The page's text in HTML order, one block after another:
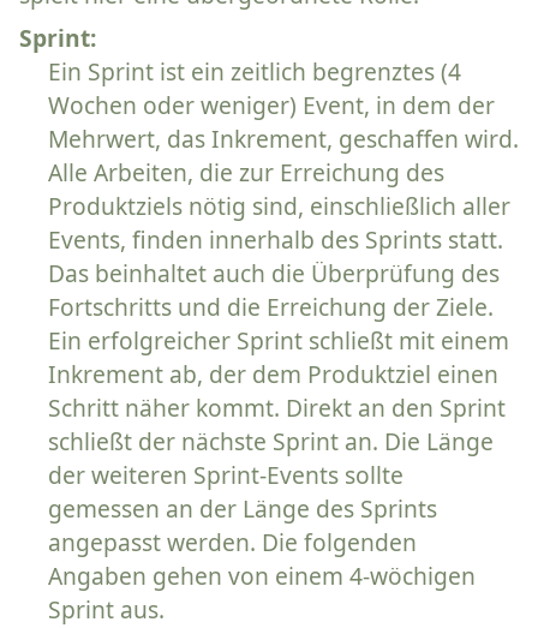
Sprint:
Ein Sprint ist ein zeitlich begrenztes (4
Wochen oder weniger) Event, in dem der
Mehrwert, das Inkrement, geschaffen wird.
Alle Arbeiten, die zur Erreichung des
Produktziels nötig sind, einschließlich aller
Events, finden innerhalb des Sprints statt.
Das beinhaltet auch die Überprüfung des
Fortschritts und die Erreichung der Ziele.
Ein erfolgreicher Sprint schließt mit einem
Inkrement ab, der dem Produktziel einen
Schritt näher kommt. Direkt an den Sprint
schließt der nächste Sprint an. Die Länge
der weiteren Sprint-Events sollte
gemessen an der Länge des Sprints
angepasst werden. Die folgenden
Angaben gehen von einem 4-wöchigen
Sprint aus.